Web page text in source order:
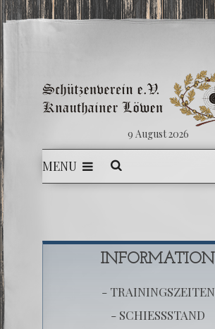
9 August 2026
MENU
INFORMATION
- TRAININGSZEITEN
- SCHIESSSTAND